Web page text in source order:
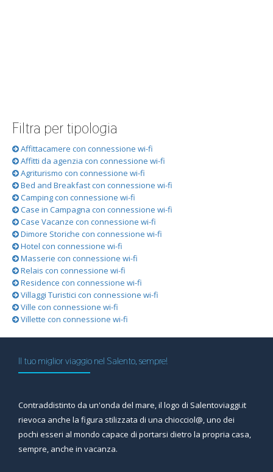
Filtra per tipologia
Affittacamere con connessione wi-fi
Affitti da agenzia con connessione wi-fi
Agriturismo con connessione wi-fi
Bed and Breakfast con connessione wi-fi
Camping con connessione wi-fi
Case in Campagna con connessione wi-fi
Case Vacanze con connessione wi-fi
Dimore Storiche con connessione wi-fi
Hotel con connessione wi-fi
Masserie con connessione wi-fi
Relais con connessione wi-fi
Residence con connessione wi-fi
Villaggi Turistici con connessione wi-fi
Ville con connessione wi-fi
Villette con connessione wi-fi
Il tuo miglior viaggio nel Salento, sempre!
Contraddistinto da un'onda del mare, il logo di Salentoviaggi.it
rievoca anche la figura stilizzata di una chiocciol@, uno dei
pochi esseri al mondo capace di portarsi dietro la propria casa,
sempre, anche in vacanza.